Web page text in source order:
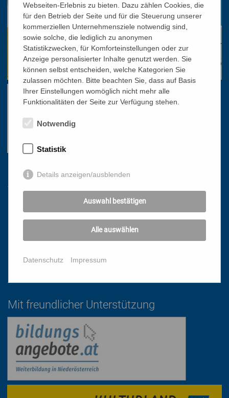
Links
NEWSLETTER
AGB
Mit freundlicher Unterstützung
Webseiten-Erlebnis zu bieten. Dazu zählen Cookies, die
für den Betrieb der Seite und für die Steuerung unserer
kommerziellen Unternehmensziele notwendig sind,
sowie solche, die lediglich zu anonymen
Statistikzwecken, für Komforteinstellungen oder zur
Anzeige personalisierter Inhalte genutzt werden. Sie
können selbst entscheiden, welche Kategorien Sie
zulassen möchten. Bitte beachten Sie, dass auf Basis
Ihrer Einstellungen womöglich nicht mehr alle
Funktionalitäten der Seite zur Verfügung stehen.
Notwendig
Statistik
Details anzeigen/ausblenden
Auswahl bestätigen
Alle auswählen
Datenschutz Impressum